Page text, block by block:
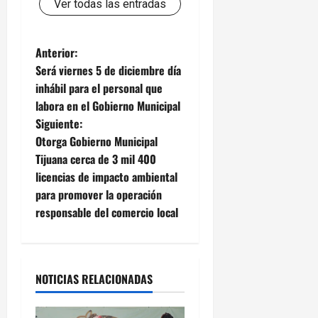
Ver todas las entradas
N
a
v
e
g
a
i
ó
Anterior:
Será viernes 5 de diciembre día
inhábil para el personal que
labora en el Gobierno Municipal
Siguiente:
Otorga Gobierno Municipal
Tijuana cerca de 3 mil 400
licencias de impacto ambiental
para promover la operación
responsable del comercio local
NOTICIAS RELACIONADAS